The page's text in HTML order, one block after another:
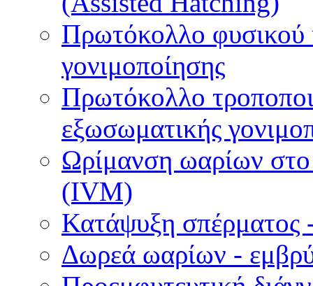
Πρωτόκολλο φυσικού
γονιμοποίησης
Πρωτόκολλο
εξωσωματικής
Ωρίμανση ωαρίων
(IVM)
Κατάψυξη σπέρματος
Δωρεά ωαρίων -